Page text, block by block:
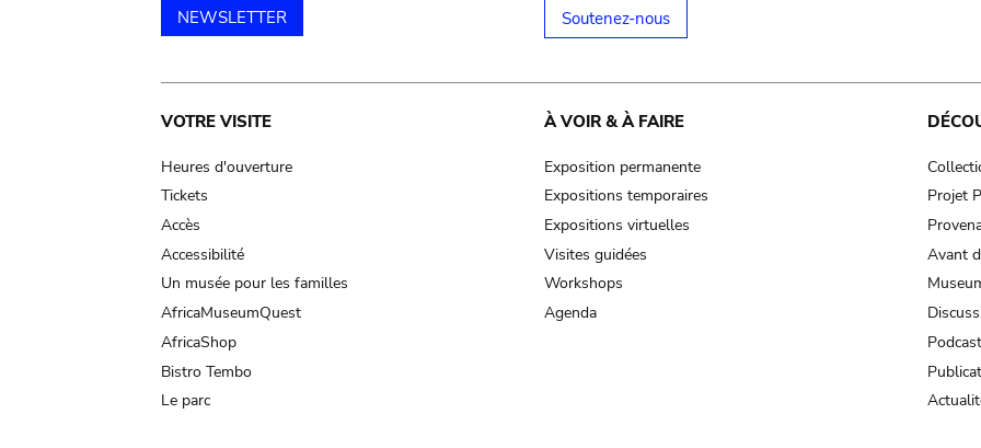
NEWSLETTER Soutenez-nous
Main
navigation
VOTRE VISITE
Heures d'ouverture
Tickets
Accès
Accessibilité
Un musée pour les familles
AfricaMuseumQuest
AfricaShop
Bistro Tembo
Le parc
À VOIR & À FAIRE
Exposition permanente
Expositions temporaires
Expositions virtuelles
Visites guidées
Workshops
Agenda
Projet
Avant